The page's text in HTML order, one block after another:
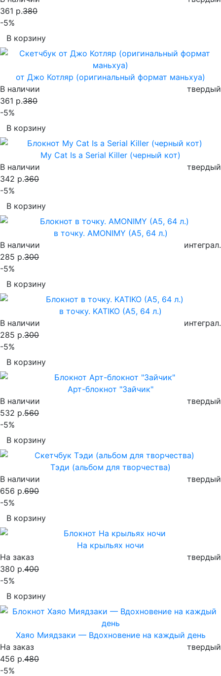
361 р.380
-5%
В корзину
от Джо Котляр (оригинальный формат маньхуа)
В наличии
твердый
361 р.380
-5%
В корзину
My Cat Is a Serial Killer (черный кот)
В наличии
твердый
342 р.360
-5%
В корзину
в точку. AMONIMY (А5, 64 л.)
В наличии
интеграл.
285 р.300
-5%
В корзину
в точку. KATIKO (А5, 64 л.)
В наличии
интеграл.
285 р.300
-5%
В корзину
Арт-блокнот "Зайчик"
В наличии
твердый
532 р.560
-5%
В корзину
Тэди (альбом для творчества)
В наличии
твердый
656 р.690
-5%
В корзину
На крыльях ночи
На заказ
твердый
380 р.400
-5%
В корзину
Хаяо Миядзаки — Вдохновение на каждый день
На заказ
твердый
456 р.480
-5%